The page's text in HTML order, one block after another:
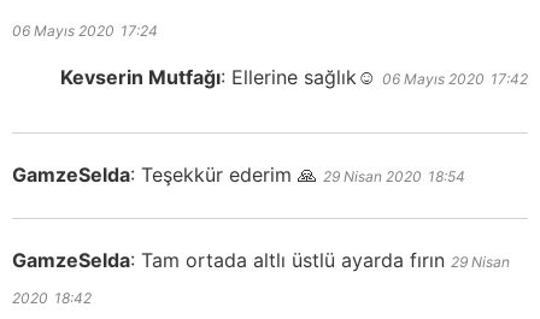
06 Mayıs 2020 17:24
Kevserin Mutfağı: Ellerine sağlık☺️ 06 Mayıs 2020 17:42
GamzeSelda: Teşekkür ederim 🙏 29 Nisan 2020 18:54
GamzeSelda: Tam ortada altlı üstlü ayarda fırın 29 Nisan
2020 18:42